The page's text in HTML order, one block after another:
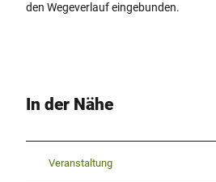
den Wegeverlauf eingebunden.
In der Nähe
Veranstaltung